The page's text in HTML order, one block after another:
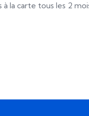
à la carte tous les 2